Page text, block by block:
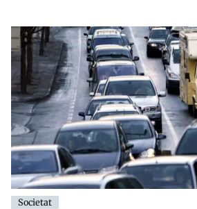
Societat